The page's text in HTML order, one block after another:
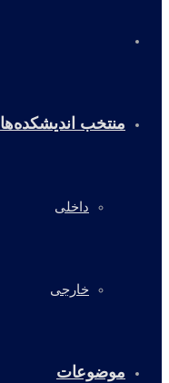
منتخب اندیشکده‌ها
داخلی
خارجی
موضوعات